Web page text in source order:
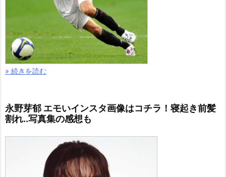
» 続きを読む
志村けん愛車 売却！ファントムの動画はコチラ！手
放す理由がすごい！